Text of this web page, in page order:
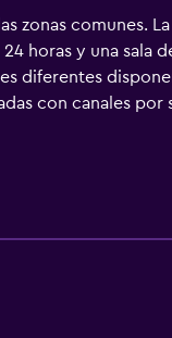
zonas comunes.
horas y una sala
diferentes
con canales por
huéspedes
escritorio y